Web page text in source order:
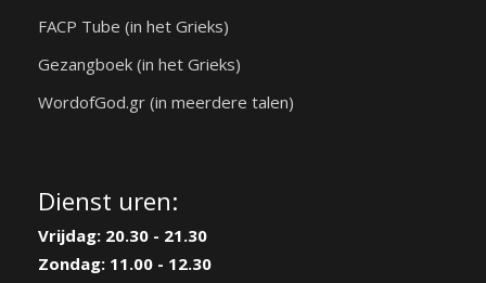
FACP Tube (in het Grieks)
Gezangboek (in het Grieks)
WordofGod.gr (in meerdere talen)
Dienst uren:
Vrijdag: 20.30 - 21.30
Zondag: 11.00 - 12.30